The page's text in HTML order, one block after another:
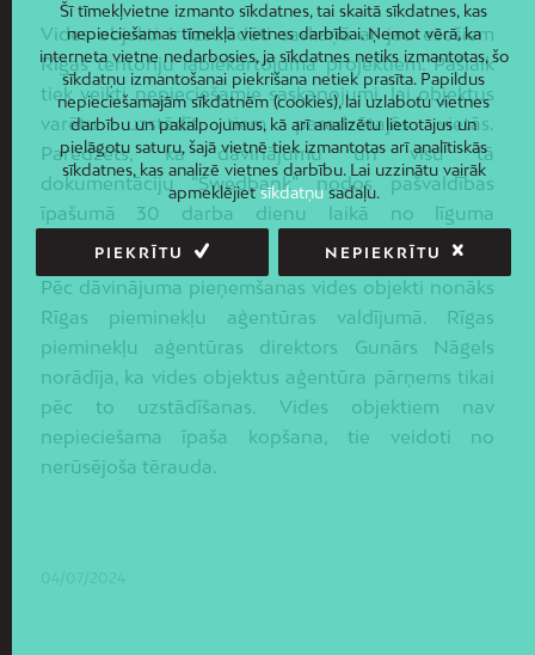
Vides objekti ir izstrādāti saskaņā ar jau esošiem
Rīgas teritoriju labiekārtojuma projektiem. Pašlaik
tiek veikti nepieciešamie saskaņojumi, lai objektus
varētu uzstādīt tiem paredzētajās vietās.
Paredzēts, ka dāvinājumu un visu tā
dokumentāciju “Swedbank” nodos pašvaldības
īpašumā 30 darba dienu laikā no līguma
parakstīšanas.
Pēc dāvinājuma pieņemšanas vides objekti nonāks
Rīgas pieminekļu aģentūras valdījumā. Rīgas
pieminekļu aģentūras direktors Gunārs Nāgels
norādīja, ka vides objektus aģentūra pārņems tikai
pēc to uzstādīšanas. Vides objektiem nav
nepieciešama īpaša kopšana, tie veidoti no
nerūsējoša tērauda.
Šī tīmekļvietne izmanto sīkdatnes, tai skaitā sīkdatnes, kas
nepieciešamas tīmekļa vietnes darbībai. Ņemot vērā, ka
interneta vietne nedarbosies, ja sīkdatnes netiks izmantotas, šo
sīkdatņu izmantošanai piekrišana netiek prasīta. Papildus
nepieciešamajām sīkdatnēm (cookies), lai uzlabotu vietnes
darbību un pakalpojumus, kā arī analizētu lietotājus un
pielāgotu saturu, šajā vietnē tiek izmantotas arī analītiskās
sīkdatnes, kas analizē vietnes darbību. Lai uzzinātu vairāk
apmeklējietsīkdatņusadaļu.
PIEKRĪTU NEPIEKRĪTU